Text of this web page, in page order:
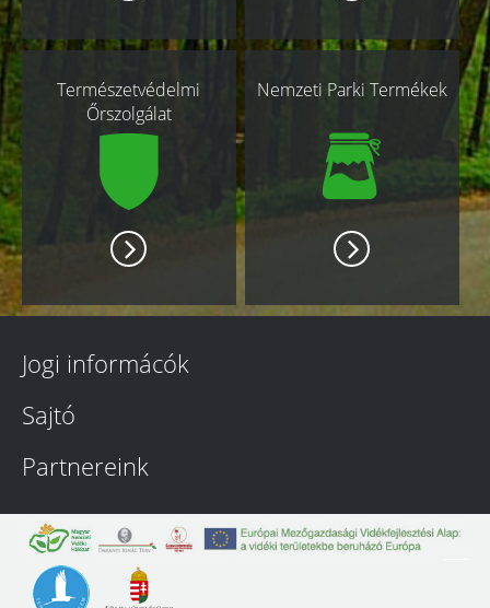
Természetvédelmi
Őrszolgálat
Nemzeti Parki Termékek
Jogi informácók
Sajtó
Partnereink